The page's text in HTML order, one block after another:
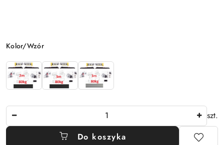
Wariant
Kolor/Wzór
szt.
Do koszyka